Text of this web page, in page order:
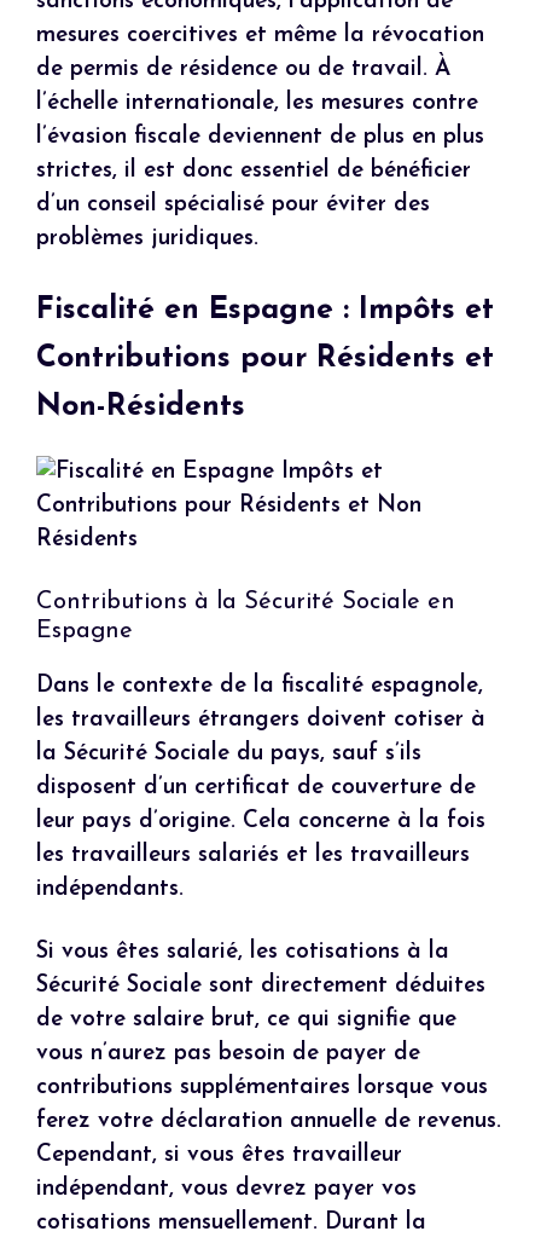
mesures coercitives et même la révocation
de permis de résidence ou de travail. À
l’échelle internationale, les mesures contre
l’évasion fiscale deviennent de plus en plus
strictes, il est donc essentiel de bénéficier
d’un conseil spécialisé pour éviter des
problèmes juridiques.
Fiscalité en Espagne : Impôts et
Contributions pour Résidents et
Non-Résidents
Contributions à la Sécurité Sociale en
Espagne
Dans le contexte de la fiscalité espagnole,
les travailleurs étrangers doivent cotiser à
la Sécurité Sociale du pays, sauf s’ils
disposent d’un certificat de couverture de
leur pays d’origine. Cela concerne à la fois
les travailleurs salariés et les travailleurs
indépendants.
Si vous êtes salarié, les cotisations à la
Sécurité Sociale sont directement déduites
de votre salaire brut, ce qui signifie que
vous n’aurez pas besoin de payer de
contributions supplémentaires lorsque vous
ferez votre déclaration annuelle de revenus.
Cependant, si vous êtes travailleur
indépendant, vous devrez payer vos
cotisations mensuellement. Durant la